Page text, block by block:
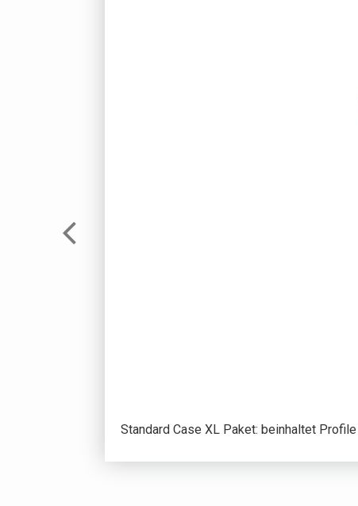
Standard Case XL Paket: beinhaltet